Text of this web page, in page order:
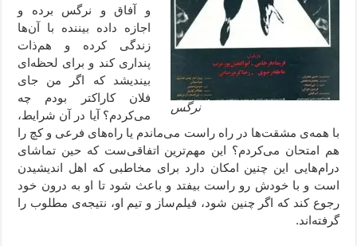
نرگس
و آفاق و نرگس برده و
اجازه داده بیننده با آن‌ها
زندگی کرده و هم‌ذات
پنداری کند و برای لحظه‌ای
بیندیشد که اگر من جای
فلان کاراکتر بودم چه
می‌کردم؟ آیا در آن شرایط،
با همه‌ی مشقت‌ها در راه راست می‌ماندم یا راه‌های فرعی و کچ را
هم امتحان می‌کردم؟ این مهم‌ترین اتفاقی‌ست که حین تماشای
درام‌هایی این چنین امکان دارد برای مخاطبی که اهل اندیشیدن
است و با خودش رو راست بیفتد و باعث شود تا او به درون خود
رجوع کند که اگر چنین شود، فیلم‌ساز و تیم او، نتیجه‌ی مطلوب را
گرفته‌اند.